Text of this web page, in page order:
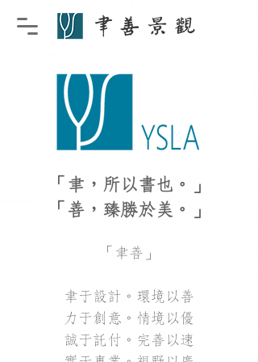
「聿，所以書也。」
「善，臻勝於美。」
「聿善」
聿于設計。環境以善
力于創意。情境以優
誠于託付。完善以速